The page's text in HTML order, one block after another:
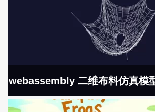
webassembly 二维布料仿真模